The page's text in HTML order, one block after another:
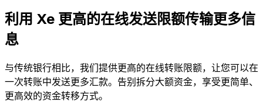
利用 Xe 更高的在线发送限额传输更多信
息
与传统银行相比，我们提供更高的在线转账限额，让您可以在
一次转账中发送更多汇款。告别拆分大额资金，享受更简单、
更高效的资金转移方式。